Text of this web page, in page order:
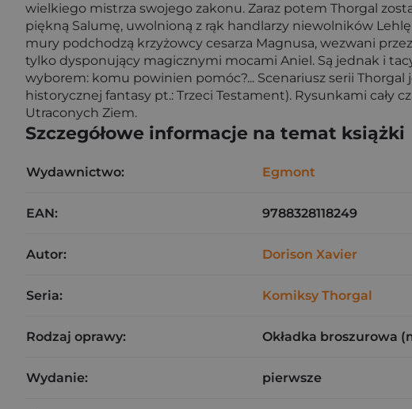
wielkiego mistrza swojego zakonu. Zaraz potem Thorgal
piękną Salumę, uwolnioną z rąk handlarzy niewolników
mury podchodzą krzyżowcy cesarza Magnusa, wezwani
tylko dysponujący magicznymi mocami Aniel. Są jednak i
wyborem: komu powinien pomóc?... Scenariusz serii
historycznej fantasy pt.: Trzeci Testament). Rysunkami cały
Utraconych Ziem.
Szczegółowe informacje na temat książki
Wydawnictwo: Egmont
EAN: 9788328118249
Autor: Dorison Xavier
Seria: Komiksy Thorgal
Rodzaj oprawy: Okładka broszurowa
Wydanie: pierwsze